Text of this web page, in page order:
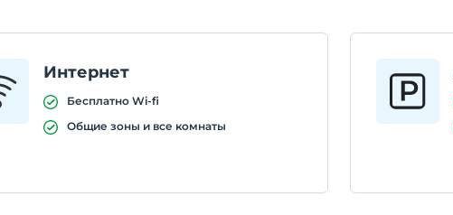
Интернет
Бесплатно Wi-fi
Общие зоны и все комнаты